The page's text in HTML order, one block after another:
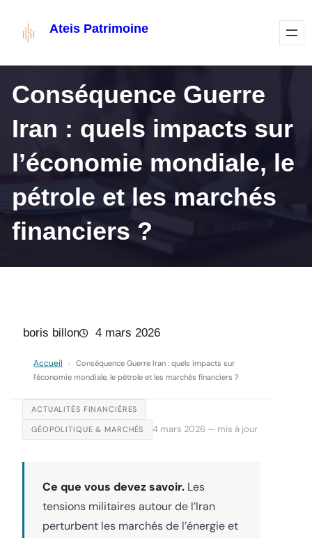
Ateis Patrimoine
Conséquence Guerre
Iran : quels impacts sur
l’économie mondiale, le
pétrole et les marchés
financiers ?
boris billon 4 mars 2026
Accueil » Conséquence Guerre Iran : quels impacts sur
l’économie mondiale, le pétrole et les marchés financiers ?
ACTUALITÉS FINANCIÈRES
GÉOPOLITIQUE & MARCHÉS 4 mars 2026 — mis à jour
Ce que vous devez savoir. Les
tensions militaires autour de l’Iran
perturbent les marchés de l’énergie et